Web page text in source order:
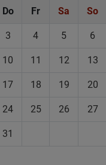
Do Fr Sa So
3 4 5 6
10 11 12 13
17 18 19 20
24 25 26 27
31